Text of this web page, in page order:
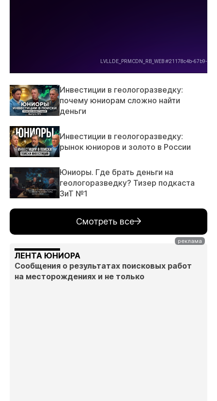
Инвестиции в геологоразведку:
почему юниорам сложно найти
деньги
Инвестиции в геологоразведку:
рынок юниоров и золото в России
Юниоры. Где брать деньги на
геологоразведку? Тизер подкаста
ЗиТ №1
Смотреть все
ЛЕНТА ЮНИОРА
Сообщения о результатах поисковых работ
на месторождениях и не только